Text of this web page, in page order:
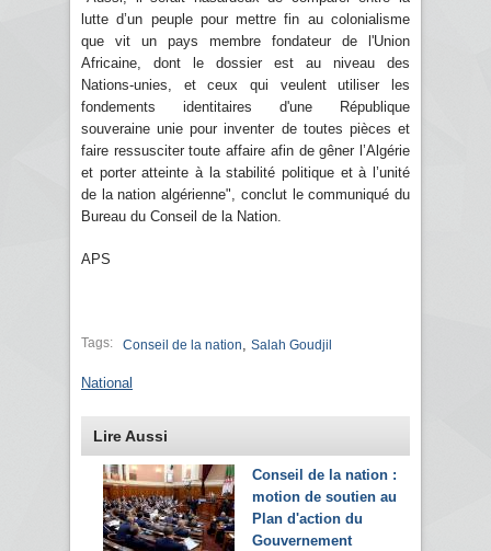
lutte d’un peuple pour mettre fin au colonialisme
que vit un pays membre fondateur de l'Union
Africaine, dont le dossier est au niveau des
Nations-unies, et ceux qui veulent utiliser les
fondements identitaires d'une République
souveraine unie pour inventer de toutes pièces et
faire ressusciter toute affaire afin de gêner l’Algérie
et porter atteinte à la stabilité politique et à l’unité
de la nation algérienne", conclut le communiqué du
Bureau du Conseil de la Nation.
APS
Tags: Conseil de la nation Salah Goudjil
National
Lire Aussi
Conseil de la nation :
motion de soutien au
Plan d'action du
Gouvernement